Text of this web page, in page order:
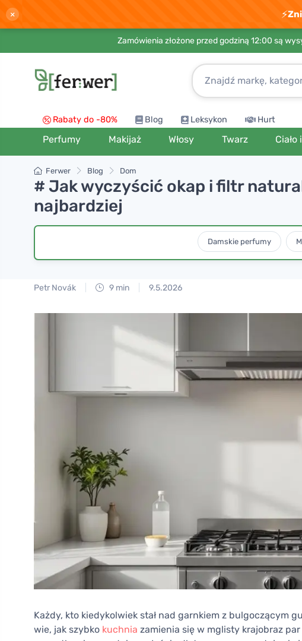
× ⚡
Zamówienia złożone przed godziną 12:00 są
Rabaty do -80% Blog Leksykon Hurt
Perfumy Makijaż Włosy Twarz
Ferwer Blog Dom
# Jak wyczyścić okap i filtr
najbardziej
Damskie perfumy
Petr Novák 9 min 9.5.2026
Każdy, kto kiedykolwiek stał nad garnkiem z bulgoczącym
wie, jak szybko kuchnia zamienia się w mglisty krajobraz par